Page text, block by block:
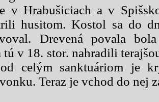
v Hrabušiciach a v
husitom. Kostol sa do
Drevená povala
v 18. stor. nahradili
celým sanktuáriom je
Teraz je vchod do nej